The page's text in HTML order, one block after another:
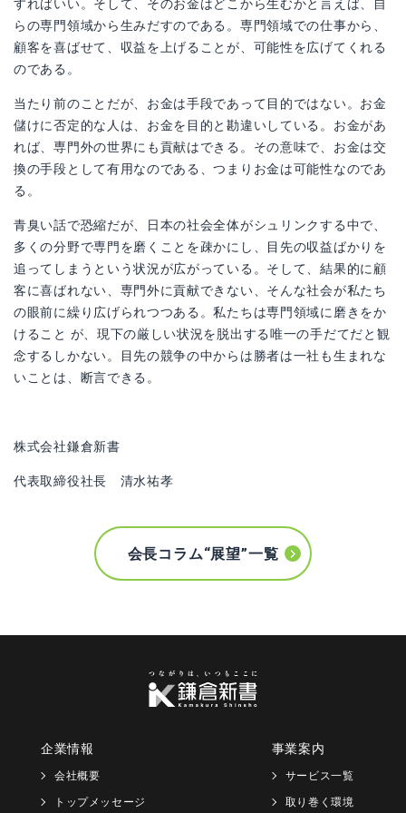
すればいい。そして、そのお金はどこから生むかと言えば、自
らの専門領域から生みだすのである。専門領域での仕事から、
顧客を喜ばせて、収益を上げることが、可能性を広げてくれる
のである。
当たり前のことだが、お金は手段であって目的ではない。お金
儲けに否定的な人は、お金を目的と勘違いしている。お金があ
れば、専門外の世界にも貢献はできる。その意味で、お金は交
換の手段として有用なのである、つまりお金は可能性なのであ
る。
青臭い話で恐縮だが、日本の社会全体がシュリンクする中で、
多くの分野で専門を磨くことを疎かにし、目先の収益ばかりを
追ってしまうという状況が広がっている。そして、結果的に顧
客に喜ばれない、専門外に貢献できない、そんな社会が私たち
の眼前に繰り広げられつつある。私たちは専門領域に磨きをか
けること が、現下の厳しい状況を脱出する唯一の手だてだと観
念するしかない。目先の競争の中からは勝者は一社も生まれな
いことは、断言できる。
株式会社鎌倉新書
代表取締役社長 清水祐孝
会長コラム“展望”一覧
企業情報
会社概要
トップメッセージ
事業案内
サービス一覧
取り巻く環境